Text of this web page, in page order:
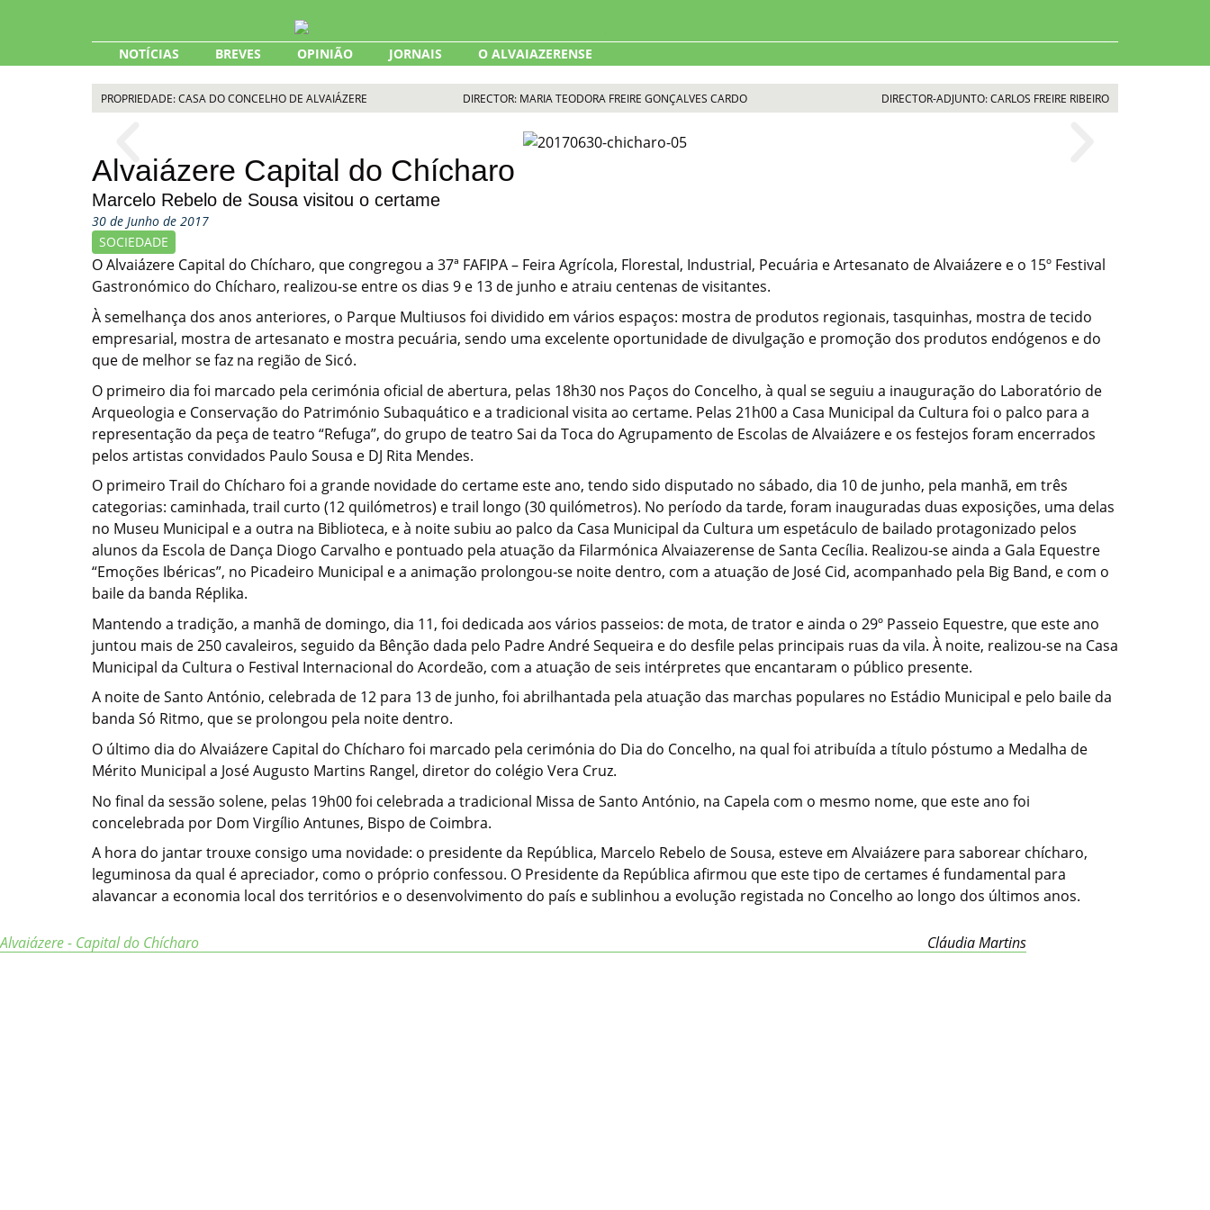
NOTÍCIAS BREVES OPINIÃO JORNAIS O ALVAIAZERENSE
PROPRIEDADE: CASA DO CONCELHO DE ALVAIÁZERE DIRECTOR: MARIA TEODORA FREIRE GONÇALVES CARDO DIRECTOR-ADJUNTO: CARLOS FREIRE RIBEIRO
Alvaiázere Capital do Chícharo
Marcelo Rebelo de Sousa visitou o certame
30 de Junho de 2017
SOCIEDADE
O Alvaiázere Capital do Chícharo, que congregou a 37ª FAFIPA – Feira Agrícola, Florestal, Industrial, Pecuária e Artesanato de Alvaiázere e o 15º Festival
Gastronómico do Chícharo, realizou-se entre os dias 9 e 13 de junho e atraiu centenas de visitantes.
À semelhança dos anos anteriores, o Parque Multiusos foi dividido em vários espaços: mostra de produtos regionais, tasquinhas, mostra de tecido
empresarial, mostra de artesanato e mostra pecuária, sendo uma excelente oportunidade de divulgação e promoção dos produtos endógenos e do
que de melhor se faz na região de Sicó.
O primeiro dia foi marcado pela cerimónia oficial de abertura, pelas 18h30 nos Paços do Concelho, à qual se seguiu a inauguração do Laboratório de
Arqueologia e Conservação do Património Subaquático e a tradicional visita ao certame. Pelas 21h00 a Casa Municipal da Cultura foi o palco para a
representação da peça de teatro “Refuga”, do grupo de teatro Sai da Toca do Agrupamento de Escolas de Alvaiázere e os festejos foram encerrados
pelos artistas convidados Paulo Sousa e DJ Rita Mendes.
O primeiro Trail do Chícharo foi a grande novidade do certame este ano, tendo sido disputado no sábado, dia 10 de junho, pela manhã, em três
categorias: caminhada, trail curto (12 quilómetros) e trail longo (30 quilómetros). No período da tarde, foram inauguradas duas exposições, uma delas
no Museu Municipal e a outra na Biblioteca, e à noite subiu ao palco da Casa Municipal da Cultura um espetáculo de bailado protagonizado pelos
alunos da Escola de Dança Diogo Carvalho e pontuado pela atuação da Filarmónica Alvaiazerense de Santa Cecília. Realizou-se ainda a Gala Equestre
“Emoções Ibéricas”, no Picadeiro Municipal e a animação prolongou-se noite dentro, com a atuação de José Cid, acompanhado pela Big Band, e com o
baile da banda Réplika.
Mantendo a tradição, a manhã de domingo, dia 11, foi dedicada aos vários passeios: de mota, de trator e ainda o 29º Passeio Equestre, que este ano
juntou mais de 250 cavaleiros, seguido da Bênção dada pelo Padre André Sequeira e do desfile pelas principais ruas da vila. À noite, realizou-se na Casa
Municipal da Cultura o Festival Internacional do Acordeão, com a atuação de seis intérpretes que encantaram o público presente.
A noite de Santo António, celebrada de 12 para 13 de junho, foi abrilhantada pela atuação das marchas populares no Estádio Municipal e pelo baile da
banda Só Ritmo, que se prolongou pela noite dentro.
O último dia do Alvaiázere Capital do Chícharo foi marcado pela cerimónia do Dia do Concelho, na qual foi atribuída a título póstumo a Medalha de
Mérito Municipal a José Augusto Martins Rangel, diretor do colégio Vera Cruz.
No final da sessão solene, pelas 19h00 foi celebrada a tradicional Missa de Santo António, na Capela com o mesmo nome, que este ano foi
concelebrada por Dom Virgílio Antunes, Bispo de Coimbra.
A hora do jantar trouxe consigo uma novidade: o presidente da República, Marcelo Rebelo de Sousa, esteve em Alvaiázere para saborear chícharo,
leguminosa da qual é apreciador, como o próprio confessou. O Presidente da República afirmou que este tipo de certames é fundamental para
alavancar a economia local dos territórios e o desenvolvimento do país e sublinhou a evolução registada no Concelho ao longo dos últimos anos.
Alvaiázere - Capital do Chícharo Cláudia Martins